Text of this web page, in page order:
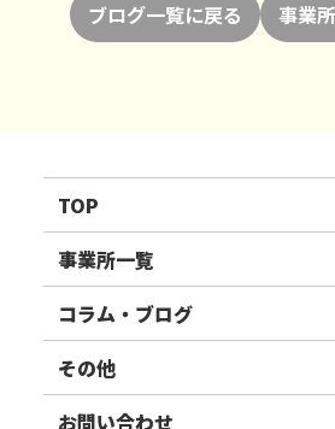
ブログ一覧に戻る 事業
TOP
リハスワーク
リハスファーム
事業所一覧
関東エリア
東北エリア
甲信越エリア
コラム・ブログ
事業所ブログ
ご利用者様の声
その他
お知らせ
お問い合わせ